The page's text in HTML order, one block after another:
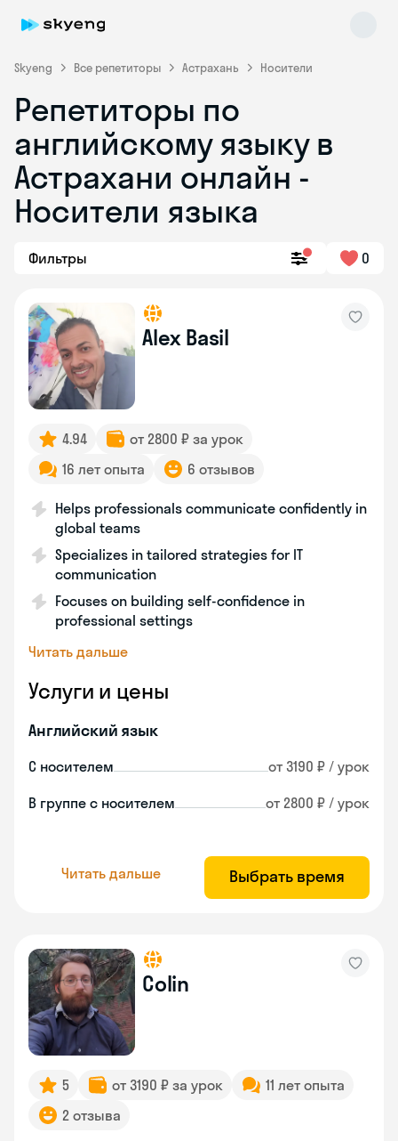
Skyeng Все репетиторы Астрахань Носители
Репетиторы по
английскому языку в
Астрахани онлайн -
Носители языка
Фильтры 0
Alex Basil
4.94
от 2800 ₽ за урок
16 лет опыта
6 отзывов
Helps professionals communicate confidently in
global teams
Specializes in tailored strategies for IT
communication
Focuses on building self-confidence in
professional settings
Читать дальше
Услуги и цены
Английский язык
С носителем от 3190 ₽ / урок
В группе с носителем от 2800 ₽ / урок
Читать дальше Выбрать время
Colin
5 от 3190 ₽ за урок
11 лет опыта
2 отзыва